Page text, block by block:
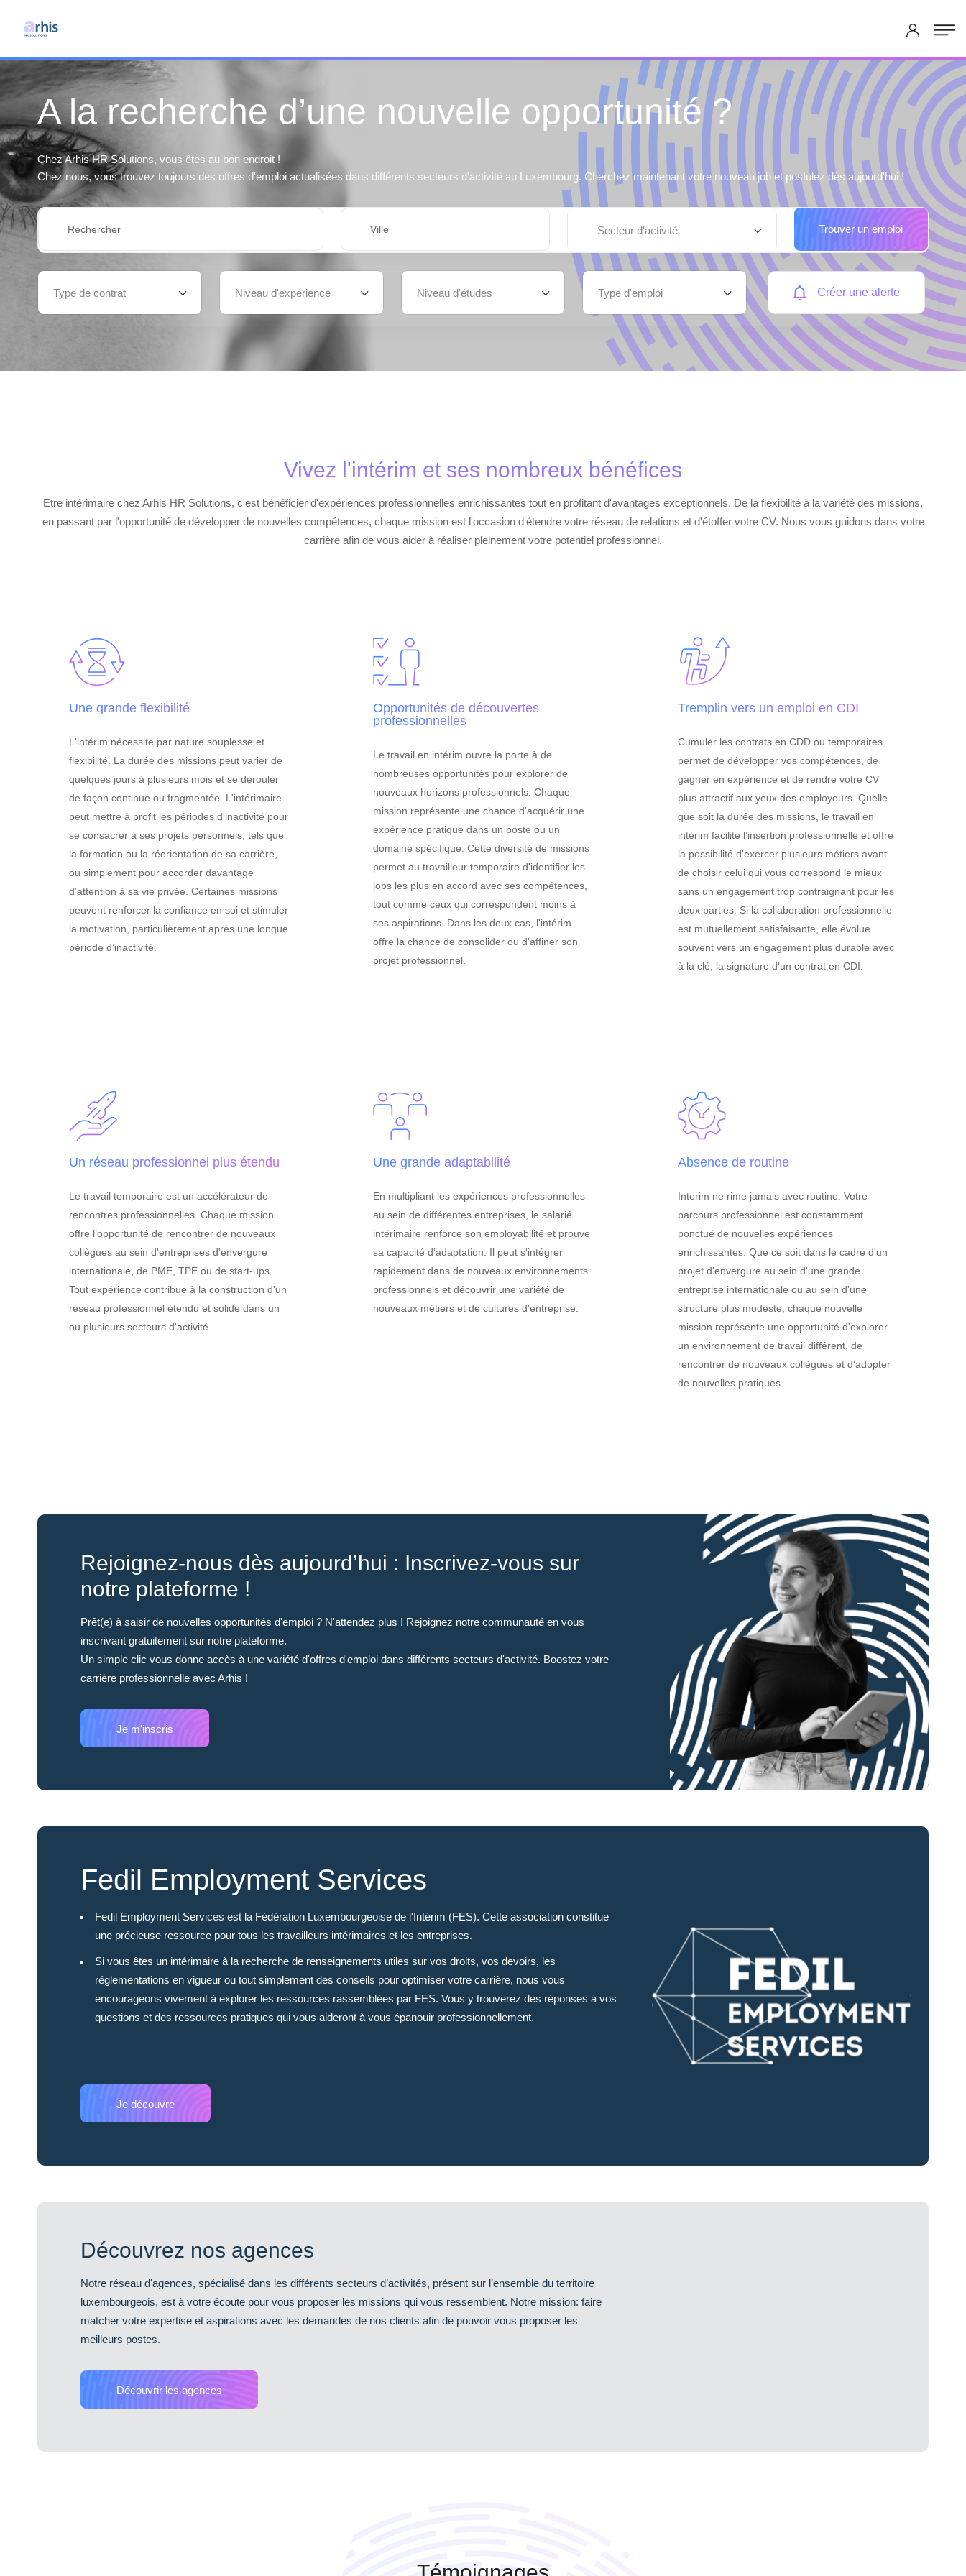
A la recherche d’une nouvelle opportunité ?
Chez Arhis HR Solutions, vous êtes au bon endroit !
Chez nous, vous trouvez toujours des offres d'emploi actualisées dans différents secteurs d'activité au Luxembourg. Cherchez maintenant votre nouveau job et postulez dès aujourd'hui !
Secteur d'activité Trouver un emploi
Type de contrat Niveau d'expérience Niveau d'études Type d'emploi Créer une alerte
Vivez l'intérim et ses nombreux bénéfices
Etre intérimaire chez Arhis HR Solutions, c'est bénéficier d'expériences professionnelles enrichissantes tout en profitant d'avantages exceptionnels. De la flexibilité à la variété des missions,
en passant par l'opportunité de développer de nouvelles compétences, chaque mission est l'occasion d'étendre votre réseau de relations et d'étoffer votre CV. Nous vous guidons dans votre
carrière afin de vous aider à réaliser pleinement votre potentiel professionnel.
Une grande flexibilité
L'intérim nécessite par nature souplesse et
flexibilité. La durée des missions peut varier de
quelques jours à plusieurs mois et se dérouler
de façon continue ou fragmentée. L'intérimaire
peut mettre à profit les périodes d'inactivité pour
se consacrer à ses projets personnels, tels que
la formation ou la réorientation de sa carrière,
ou simplement pour accorder davantage
d'attention à sa vie privée. Certaines missions
peuvent renforcer la confiance en soi et stimuler
la motivation, particulièrement après une longue
période d’inactivité.
Opportunités de découvertes
professionnelles
Le travail en intérim ouvre la porte à de
nombreuses opportunités pour explorer de
nouveaux horizons professionnels. Chaque
mission représente une chance d'acquérir une
expérience pratique dans un poste ou un
domaine spécifique. Cette diversité de missions
permet au travailleur temporaire d'identifier les
jobs les plus en accord avec ses compétences,
tout comme ceux qui correspondent moins à
ses aspirations. Dans les deux cas, l'intérim
offre la chance de consolider ou d'affiner son
projet professionnel.
Tremplin vers un emploi en CDI
Cumuler les contrats en CDD ou temporaires
permet de développer vos compétences, de
gagner en expérience et de rendre votre CV
plus attractif aux yeux des employeurs. Quelle
que soit la durée des missions, le travail en
intérim facilite l’insertion professionnelle et offre
la possibilité d'exercer plusieurs métiers avant
de choisir celui qui vous correspond le mieux
sans un engagement trop contraignant pour les
deux parties. Si la collaboration professionnelle
est mutuellement satisfaisante, elle évolue
souvent vers un engagement plus durable avec
à la clé, la signature d'un contrat en CDI.
Un réseau professionnel plus étendu
Le travail temporaire est un accélérateur de
rencontres professionnelles. Chaque mission
offre l’opportunité de rencontrer de nouveaux
collègues au sein d'entreprises d'envergure
internationale, de PME, TPE ou de start-ups.
Tout expérience contribue à la construction d'un
réseau professionnel étendu et solide dans un
ou plusieurs secteurs d'activité.
Une grande adaptabilité
En multipliant les expériences professionnelles
au sein de différentes entreprises, le salarié
intérimaire renforce son employabilité et prouve
sa capacité d’adaptation. Il peut s'intégrer
rapidement dans de nouveaux environnements
professionnels et découvrir une variété de
nouveaux métiers et de cultures d'entreprise.
Absence de routine
Interim ne rime jamais avec routine. Votre
parcours professionnel est constamment
ponctué de nouvelles expériences
enrichissantes. Que ce soit dans le cadre d'un
projet d'envergure au sein d'une grande
entreprise internationale ou au sein d'une
structure plus modeste, chaque nouvelle
mission représente une opportunité d'explorer
un environnement de travail différent, de
rencontrer de nouveaux collègues et d'adopter
de nouvelles pratiques.
Rejoignez-nous dès aujourd’hui : Inscrivez-vous sur
notre plateforme !
Prêt(e) à saisir de nouvelles opportunités d'emploi ? N'attendez plus ! Rejoignez notre communauté en vous
inscrivant gratuitement sur notre plateforme.
Un simple clic vous donne accès à une variété d'offres d'emploi dans différents secteurs d'activité. Boostez votre
carrière professionnelle avec Arhis !
Je m'inscris
Fedil Employment Services
Fedil Employment Services est la Fédération Luxembourgeoise de l'Intérim (FES). Cette association constitue
une précieuse ressource pour tous les travailleurs intérimaires et les entreprises.
Si vous êtes un intérimaire à la recherche de renseignements utiles sur vos droits, vos devoirs, les
réglementations en vigueur ou tout simplement des conseils pour optimiser votre carrière, nous vous
encourageons vivement à explorer les ressources rassemblées par FES. Vous y trouverez des réponses à vos
questions et des ressources pratiques qui vous aideront à vous épanouir professionnellement.
Je découvre
Découvrez nos agences
Notre réseau d'agences, spécialisé dans les différents secteurs d’activités, présent sur l’ensemble du territoire
luxembourgeois, est à votre écoute pour vous proposer les missions qui vous ressemblent. Notre mission: faire
matcher votre expertise et aspirations avec les demandes de nos clients afin de pouvoir vous proposer les
meilleurs postes.
Découvrir les agences